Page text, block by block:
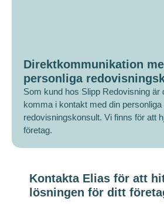
Direktkommunikation
personliga
Som kund hos Slipp Redovisning är
komma i kontakt med din personliga
redovisningskonsult. Vi finns för att
företag.
Kontakta Elias för att
lösningen för ditt